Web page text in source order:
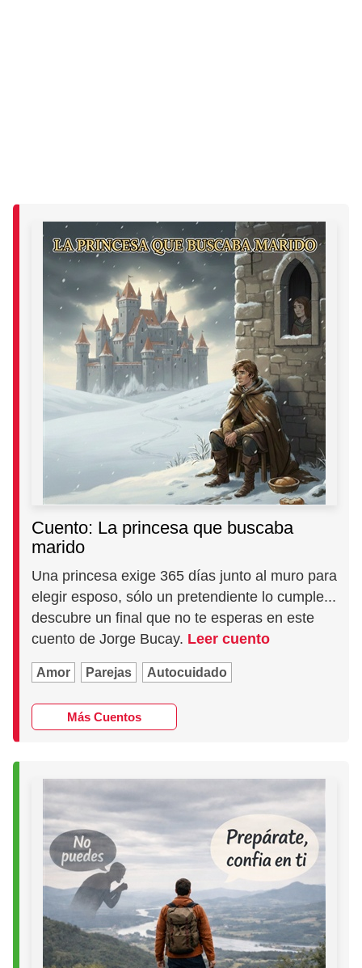
Cuento: La princesa que buscaba
marido
Una princesa exige 365 días junto al muro para
elegir esposo, sólo un pretendiente lo cumple...
descubre un final que no te esperas en este
cuento de Jorge Bucay. Leer cuento
Amor Parejas Autocuidado
Más Cuentos